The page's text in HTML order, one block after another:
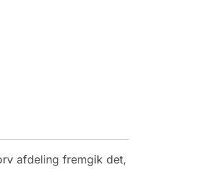
afdeling fremgik det,